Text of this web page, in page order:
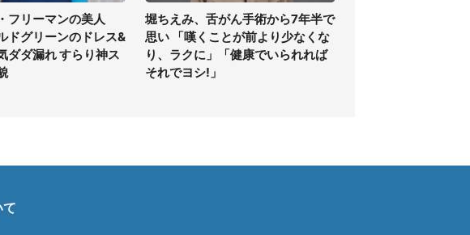
フリーマンの美人
ドグリーンのドレス&
ダダ漏れ すらり神ス
堀ちえみ、舌がん手術から7年半で
思い 「嘆くことが前より少なくな
り、ラクに」「健康でいられれば
それでヨシ!」